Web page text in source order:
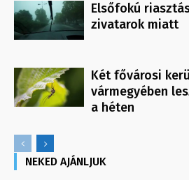
Elsőfokú
zivatarok miatt
Két fővárosi
vármegyében
a héten
NEKED AJÁNLJUK